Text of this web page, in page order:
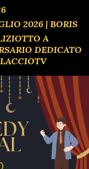
2026 | BORIS
A
DEDICATO